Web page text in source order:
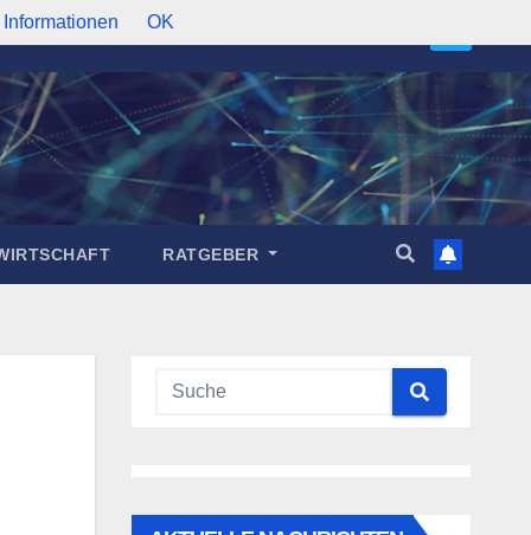
RATGEBER
Informationen OK